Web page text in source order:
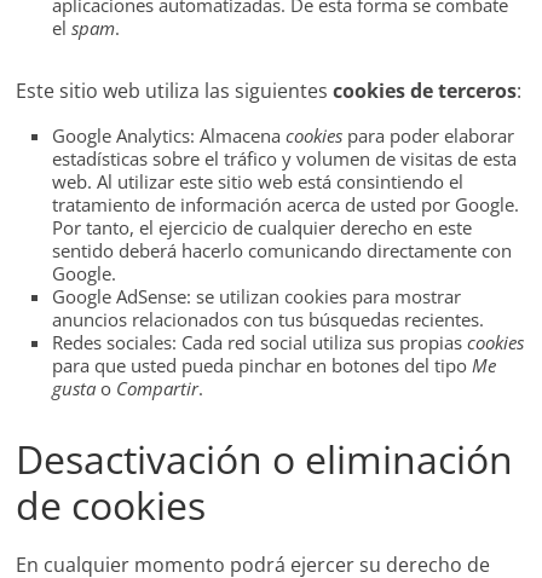
elspam.
Este sitio web utiliza las siguientescookies de terceros:
Google Analytics: Almacenacookies para poder elaborar
estadísticas sobre el tráfico y volumen de visitas de esta
web. Al utilizar este sitio web está consintiendo el
tratamiento de información acerca de usted por Google.
Por tanto, el ejercicio de cualquier derecho en este
sentido deberá hacerlo comunicando directamente con
Google.
Google AdSense: se utilizan cookies para mostrar
anuncios relacionados con tus búsquedas recientes.
Redes sociales: Cada red social utiliza sus propiascookies
para que usted pueda pinchar en botones del tipo Me
gusta o Compartir.
Desactivación o eliminación
de cookies
En cualquier momento podrá ejercer su derecho de